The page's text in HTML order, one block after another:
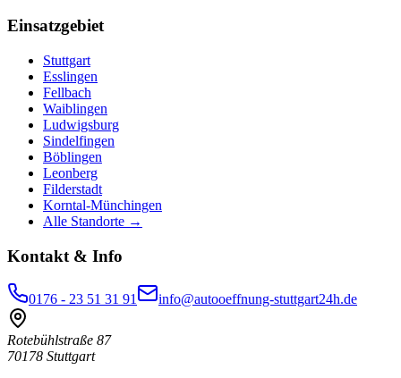
Einsatzgebiet
Stuttgart
Esslingen
Fellbach
Waiblingen
Ludwigsburg
Sindelfingen
Böblingen
Leonberg
Filderstadt
Korntal-Münchingen
Alle Standorte →
Kontakt & Info
0176 - 23 51 31 91 info@autooeffnung-stuttgart24h.de
Rotebühlstraße 87
70178 Stuttgart